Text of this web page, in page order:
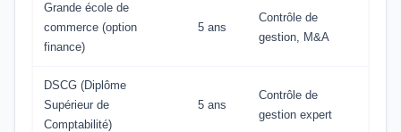
Grande école de
commerce (option
finance)
5 ans
Contrôle de
gestion, M&A
DSCG (Diplôme
Supérieur de
Comptabilité)
5 ans
Contrôle de
gestion expert